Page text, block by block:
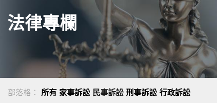
部落格： 所有 家事訴訟 民事訴訟 刑事訴訟 行政訴訟
法律專欄